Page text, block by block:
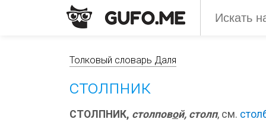
Толковый словарь Даля
столпник
СТОЛПНИК, столповой, столп, см.